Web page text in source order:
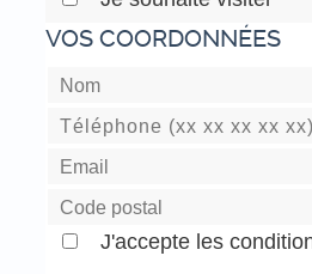
VOS COORDONNÉES
J'accepte les